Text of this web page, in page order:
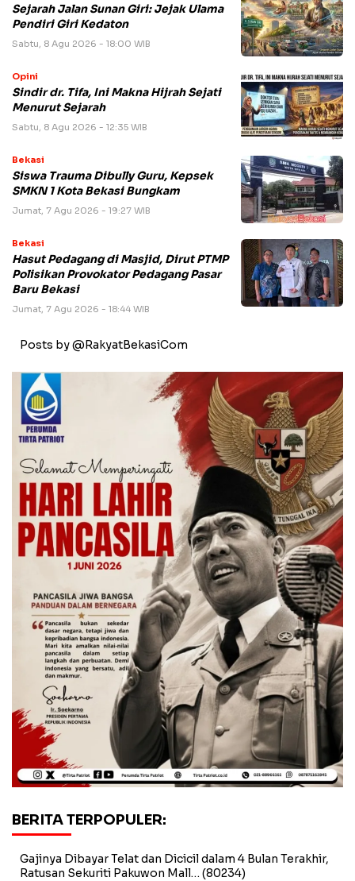
Sejarah Jalan Sunan Giri: Jejak Ulama
Pendiri Giri Kedaton
Sabtu, 8 Agu 2026 - 18:00 WIB
Opini
Sindir dr. Tifa, Ini Makna Hijrah Sejati
Menurut Sejarah
Sabtu, 8 Agu 2026 - 12:35 WIB
Bekasi
Siswa Trauma Dibully Guru, Kepsek
SMKN 1 Kota Bekasi Bungkam
Jumat, 7 Agu 2026 - 19:27 WIB
Bekasi
Hasut Pedagang di Masjid, Dirut PTMP
Polisikan Provokator Pedagang Pasar
Baru Bekasi
Jumat, 7 Agu 2026 - 18:44 WIB
Posts by @RakyatBekasiCom
BERITA TERPOPULER:
Gajinya Dibayar Telat dan Dicicil dalam 4 Bulan Terakhir,
Ratusan Sekuriti Pakuwon Mall… (80234)